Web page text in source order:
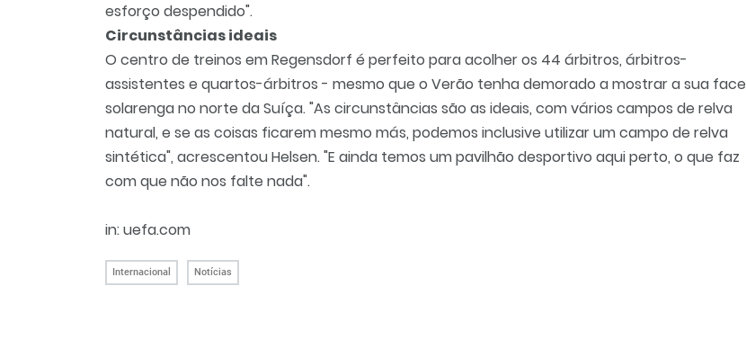
esforço despendido".
Circunstâncias ideais
O centro de treinos em Regensdorf é perfeito para acolher os 44 árbitros, árbitros-
assistentes e quartos-árbitros - mesmo que o Verão tenha demorado a mostrar a sua face
solarenga no norte da Suíça. "As circunstâncias são as ideais, com vários campos de relva
natural, e se as coisas ficarem mesmo más, podemos inclusive utilizar um campo de relva
sintética", acrescentou Helsen. "E ainda temos um pavilhão desportivo aqui perto, o que faz
com que não nos falte nada".
in: uefa.com
Internacional Notícias